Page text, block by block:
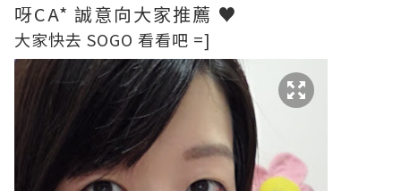
呀CA* 誠意向大家推薦 ♥
大家快去 SOGO 看看吧 =]